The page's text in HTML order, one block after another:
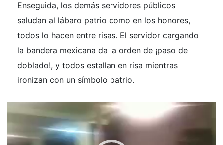
Enseguida, los demás servidores públicos
saludan al lábaro patrio como en los honores,
todos lo hacen entre risas. El servidor cargando
la bandera mexicana da la orden de ¡paso de
doblado!, y todos estallan en risa mientras
ironizan con un símbolo patrio.
vídeo